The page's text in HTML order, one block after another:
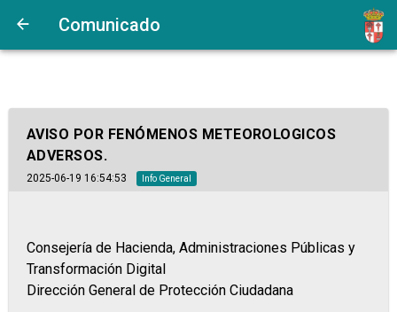
Comunicado
AVISO POR FENÓMENOS METEOROLOGICOS
ADVERSOS.
2025-06-19 16:54:53 Info General
Consejería de Hacienda, Administraciones Públicas y
Transformación Digital
Dirección General de Protección Ciudadana